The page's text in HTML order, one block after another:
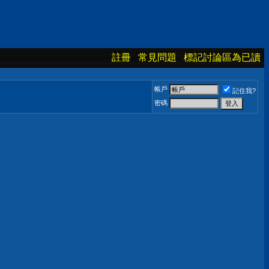
註冊 常見問題 標記討論區為已讀
帳戶
記住我?
密碼